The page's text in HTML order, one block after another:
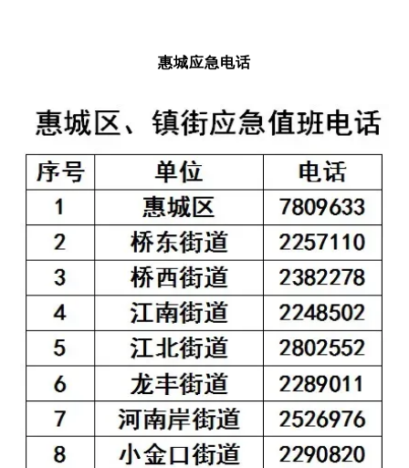
惠城应急电话